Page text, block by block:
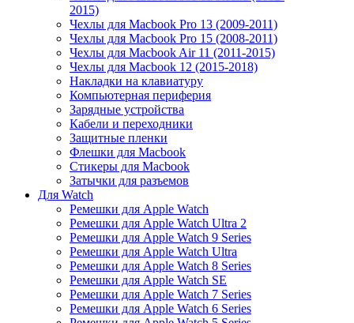
2015)
Чехлы для Macbook Pro 13 (2009-2011)
Чехлы для Macbook Pro 15 (2008-2011)
Чехлы для Macbook Air 11 (2011-2015)
Чехлы для Macbook 12 (2015-2018)
Накладки на клавиатуру
Компьютерная периферия
Зарядные устройства
Кабели и переходники
Защитные пленки
Флешки для Macbook
Стикеры для Macbook
Затычки для разъемов
Для Watch
Ремешки для Apple Watch
Ремешки для Apple Watch Ultra 2
Ремешки для Apple Watch 9 Series
Ремешки для Apple Watch Ultra
Ремешки для Apple Watch 8 Series
Ремешки для Apple Watch SE
Ремешки для Apple Watch 7 Series
Ремешки для Apple Watch 6 Series